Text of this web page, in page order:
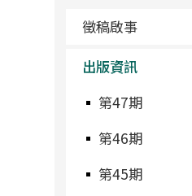
徵稿啟事
出版資訊
第47期
第46期
第45期